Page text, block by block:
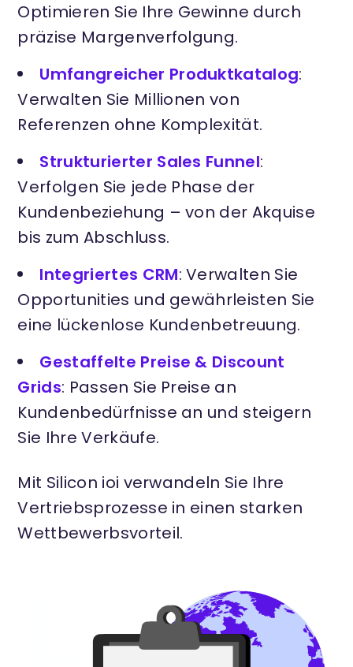
Optimieren Sie Ihre Gewinne durch
präzise Margenverfolgung.
Umfangreicher Produktkatalog:
Verwalten Sie Millionen von
Referenzen ohne Komplexität.
Strukturierter Sales Funnel:
Verfolgen Sie jede Phase der
Kundenbeziehung – von der Akquise
bis zum Abschluss.
Integriertes CRM: Verwalten Sie
Opportunities und gewährleisten Sie
eine lückenlose Kundenbetreuung.
Gestaffelte Preise & Discount
Grids: Passen Sie Preise an
Kundenbedürfnisse an und steigern
Sie Ihre Verkäufe.
Mit Silicon ioi verwandeln Sie Ihre
Vertriebsprozesse in einen starken
Wettbewerbsvorteil.